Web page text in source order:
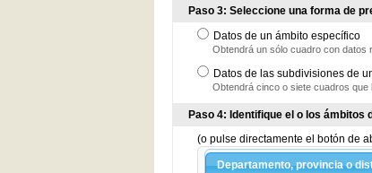
Paso 3: Seleccione una forma de
Datos de un ámbito específico
Obtendrá un sólo cuadro con datos
Datos de las subdivisiones de
Obtendrá cinco o siete cuadros que
Paso 4: Identifique el o los ámbitos
(o pulse directamente el botón de
Departamento, provincia o